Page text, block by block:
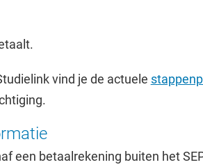
vind je de actuele
een betaalrekening buiten het